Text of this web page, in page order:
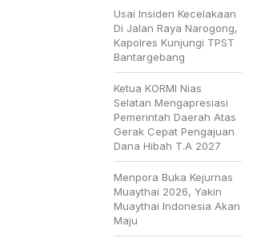
Usai Insiden Kecelakaan
Di Jalan Raya Narogong,
Kapolres Kunjungi TPST
Bantargebang
Ketua KORMI Nias
Selatan Mengapresiasi
Pemerintah Daerah Atas
Gerak Cepat Pengajuan
Dana Hibah T.A 2027
Menpora Buka Kejurnas
Muaythai 2026, Yakin
Muaythai Indonesia Akan
Maju